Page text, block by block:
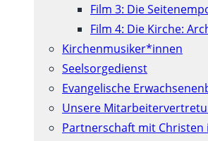
Film 3: Die
Film 4: Die Kirche:
Kirchenmusiker*innen
Seelsorgedienst
Evangelische
Unsere
Partnerschaft mit Christen